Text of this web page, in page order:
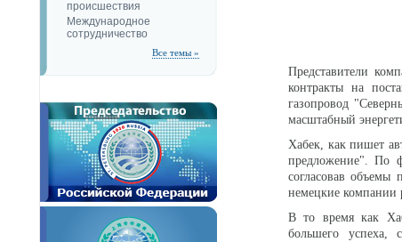
происшествия
Международное
сотрудничество
Все темы »
Представители
контракты на
газопровод
масштабный
Хабек, как пишет
предложение". По
согласовав объемы
немецкие компании
В то время как
большего успеха,